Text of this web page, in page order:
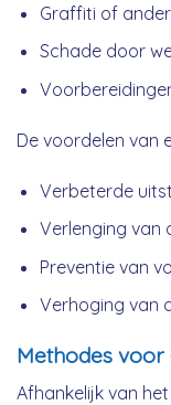
Graffiti of
Schade door
De voordelen van
Verbeterde
Verlenging van
Preventie van
Verhoging van
Methodes voor
Afhankelijk van